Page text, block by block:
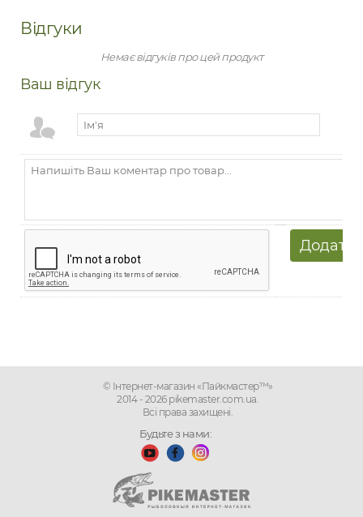
Відгуки
Немає відгуків про цей продукт
Ваш відгук
© Інтернет-магазин «Пайкмастер™»
2014 - 2026 pikemaster.com.ua.
Всі права захищені.
Будьте з нами: